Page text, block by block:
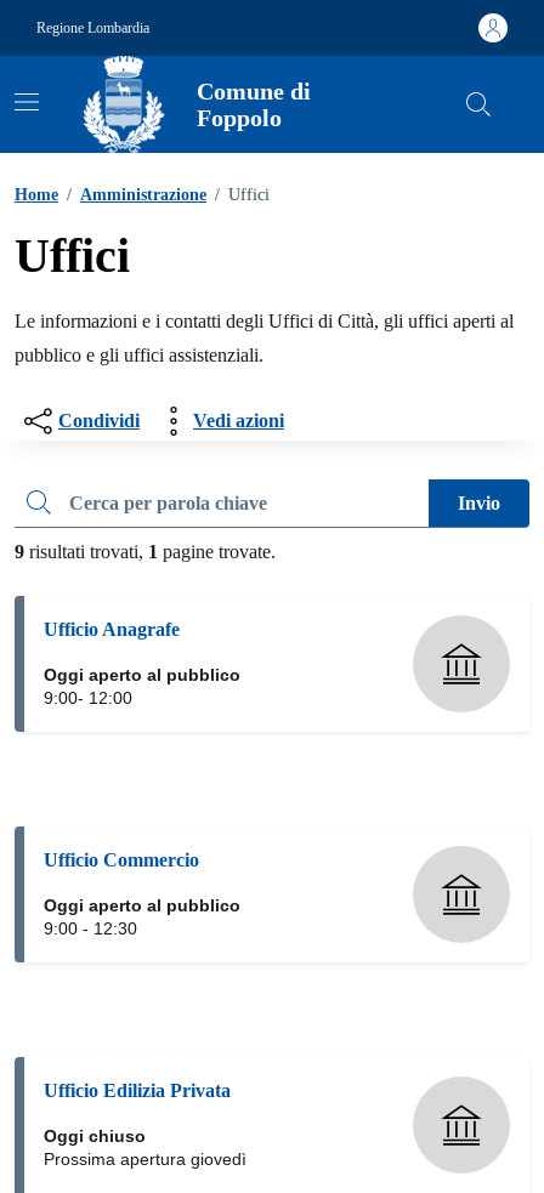
Regione Lombardia
Comune di
Foppolo
Home / Amministrazione / Uffici
Uffici
Le informazioni e i contatti degli Uffici di Città, gli uffici aperti al
pubblico e gli uffici assistenziali.
Condividi Vedi azioni
Cerca una parola chiave Invio
9 risultati trovati, 1 pagine trovate.
Ufficio Anagrafe
Oggi aperto al pubblico
9:00- 12:00
Ufficio Commercio
Oggi aperto al pubblico
9:00 - 12:30
Ufficio Edilizia Privata
Oggi chiuso
Prossima apertura giovedì